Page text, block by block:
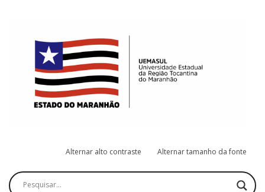
Alternar alto contraste Alternar tamanho da fonte
Pesquisar